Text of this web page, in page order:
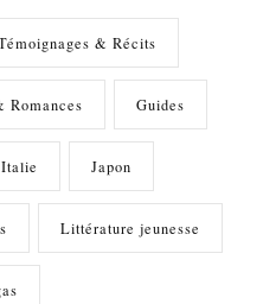
& Récits
Romances Guides
Italie Japon
Littérature jeunesse